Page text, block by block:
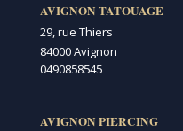
AVIGNON TATOUAGE
29, rue Thiers
84000 Avignon
0490858545
AVIGNON PIERCING